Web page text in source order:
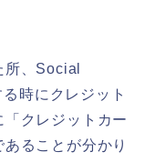
所、Social
時にクレジット
クレジットカー
ることが分かり